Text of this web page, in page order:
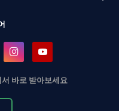
바로 받아보세요